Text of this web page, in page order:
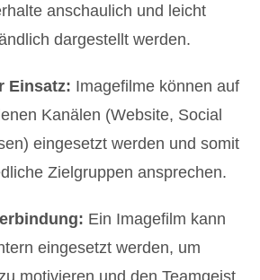
anschaulich und leicht
dargestellt werden.
Einsatz: Imagefilme können auf
Kanälen (Website, Social
eingesetzt werden und somit
Zielgruppen ansprechen.
Ein Imagefilm kann
eingesetzt werden, um
motivieren und den Teamgeist